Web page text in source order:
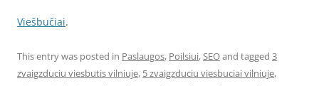
Viešbučiai.
This entry was posted in Paslaugos, Poilsiui,SEOand tagged 3
zvaigzduciu viesbutis vilniuje, 5 zvaigzduciu viesbuciai vilniuje,